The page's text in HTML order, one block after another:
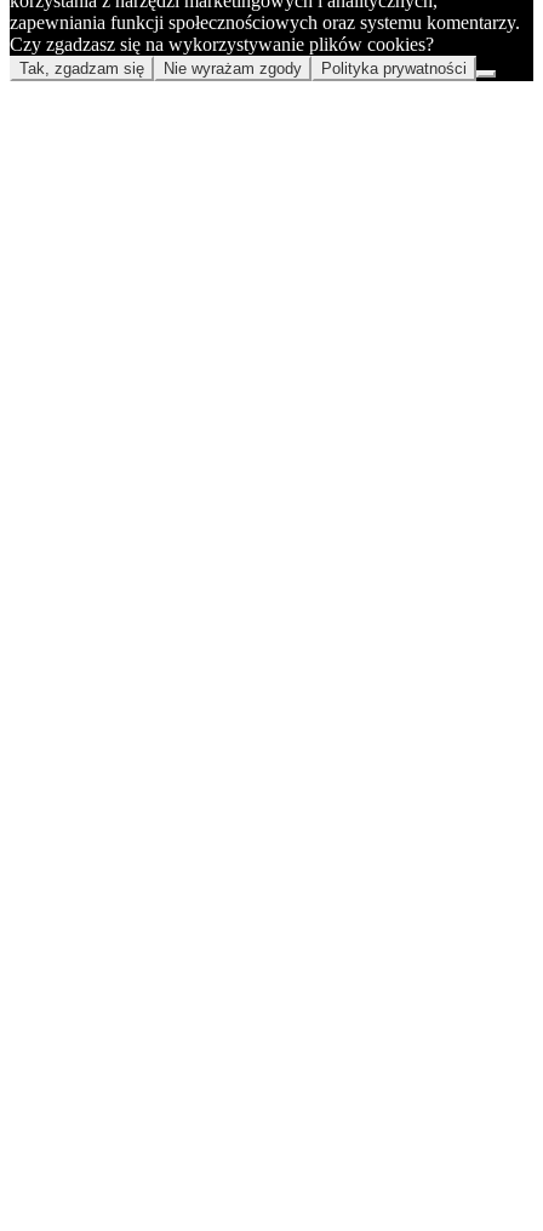
zapewniania funkcji społecznościowych oraz systemu komentarzy.
Czy zgadzasz się na wykorzystywanie plików cookies?
Tak, zgadzam się Nie wyrażam zgody Polityka prywatności